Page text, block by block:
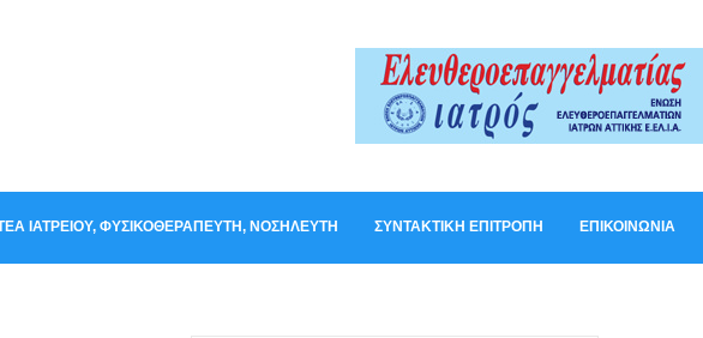
ΙΑΤΡΕΊΟΥ, ΦΥΣΙΚΟΘΕΡΑΠΕΥΤΉ, ΝΟΣΗΛΕΥΤΉ ΣΥΝΤΑΚΤΙΚΉ ΕΠΙΤΡΟΠΉ ΕΠΙΚΟΙΝΩΝΊΑ